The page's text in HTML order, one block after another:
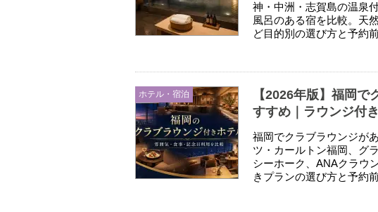
神・中洲・志賀島の温泉
風呂のある宿を比較。天
ど目的別の選び方と予約
ホテル・宿泊
【2026年版】福岡
すすめ｜ラウンジ付
福岡でクラブラウンジが
ツ・カールトン福岡、グ
シーホーク、ANAクラウ
きプランの選び方と予約